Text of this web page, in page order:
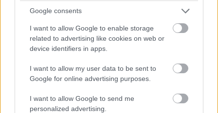
Google consents
I want to allow Google to enable storage
related to advertising like cookies on web or
device identifiers in apps.
I want to allow my user data to be sent to
Google for online advertising purposes.
I want to allow Google to send me
personalized advertising.